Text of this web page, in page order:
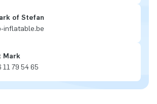
of Stefan
inflatable.be
Mark
11 79 54 65